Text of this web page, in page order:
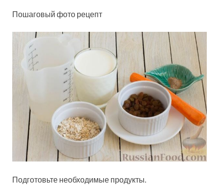
Пошаговый фото рецепт
Подготовьте необходимые продукты.